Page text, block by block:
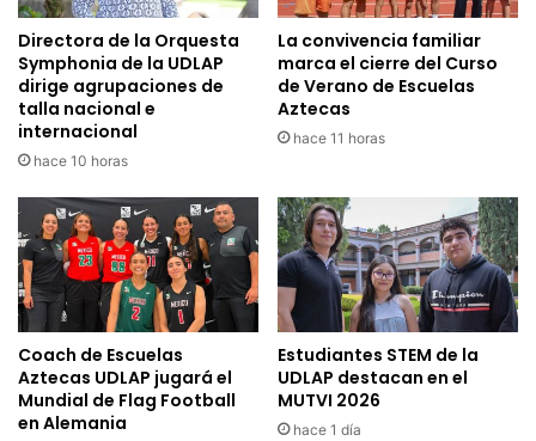
Directora de la Orquesta
Symphonia de la UDLAP
dirige agrupaciones de
talla nacional e
internacional
hace 10 horas
La convivencia familiar
marca el cierre del Curso
de Verano de Escuelas
Aztecas
hace 11 horas
Coach de Escuelas
Aztecas UDLAP jugará el
Mundial de Flag Football
en Alemania
Estudiantes STEM de la
UDLAP destacan en el
MUTVI 2026
hace 1 día